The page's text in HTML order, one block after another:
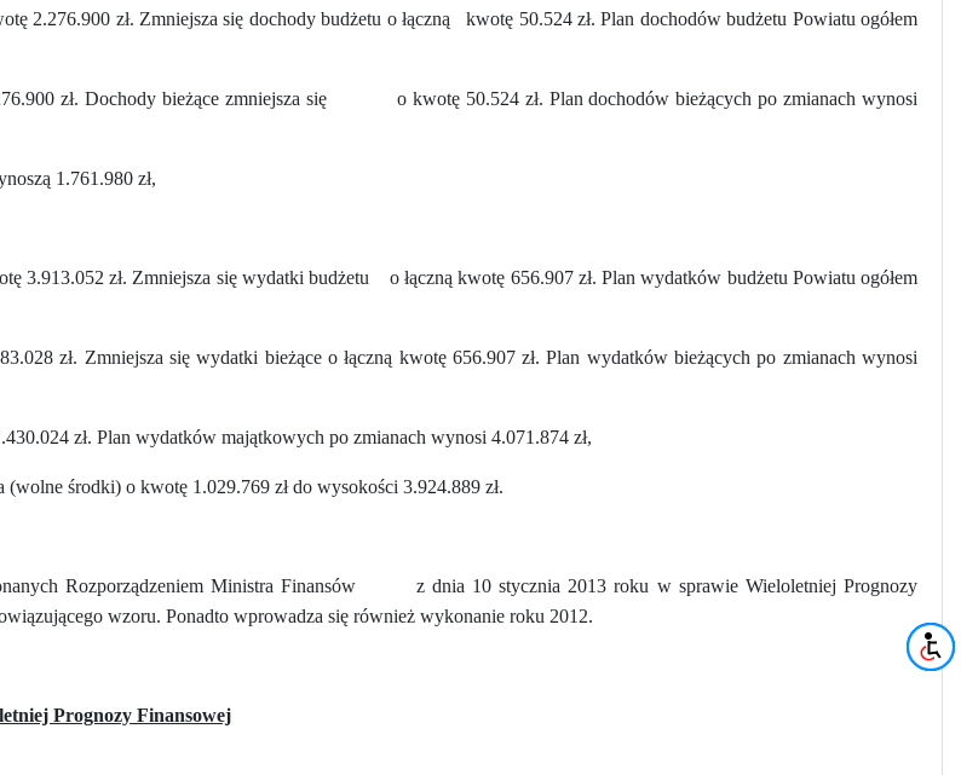
2.276.900 zł. Zmniejsza się dochody budżetu o łączną
kwotę 50.524 zł. Plan dochodów budżetu Powiatu ogółem
zł. Dochody bieżące zmniejsza się
o kwotę 50.524 zł. Plan dochodów bieżących po zmianach wynosi
1.761.980 zł,
3.913.052 zł. Zmniejsza się wydatki budżetu
o łączną kwotę 656.907 zł. Plan wydatków budżetu Powiatu ogółem
zł. Zmniejsza się wydatki bieżące o łączną kwotę 656.907 zł. Plan wydatków bieżących po zmianach wynosi
zł. Plan wydatków majątkowych po zmianach wynosi 4.071.874 zł,
środki) o kwotę 1.029.769 zł do wysokości 3.924.889 zł.
Rozporządzeniem Ministra Finansów
z dnia 10 stycznia 2013 roku w sprawie Wieloletniej Prognozy
wzoru. Ponadto wprowadza się również wykonanie roku 2012.
Prognozy Finansowej